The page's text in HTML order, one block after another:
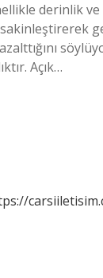
derinlik
Açık…